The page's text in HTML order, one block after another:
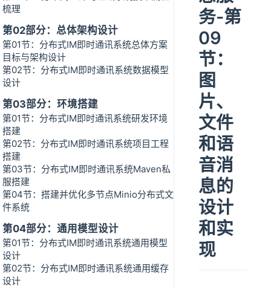
梳理
第02部分：总体架构设计
第01节：分布式IM即时通讯系统总体方案
目标与架构设计
第02节：分布式IM即时通讯系统数据模型
设计
第03部分：环境搭建
第01节：分布式IM即时通讯系统研发环境
搭建
第02节：分布式IM即时通讯系统项目工程
搭建
第03节：分布式IM即时通讯系统Maven私
服搭建
第04节：搭建并优化多节点Minio分布式文
件系统
第04部分：通用模型设计
第01节：分布式IM即时通讯系统通用模型
设计
第02节：分布式IM即时通讯系统通用缓存
设计
务-第
09
节：
图
片、
文件
和语
音消
息的
设计
和实
现